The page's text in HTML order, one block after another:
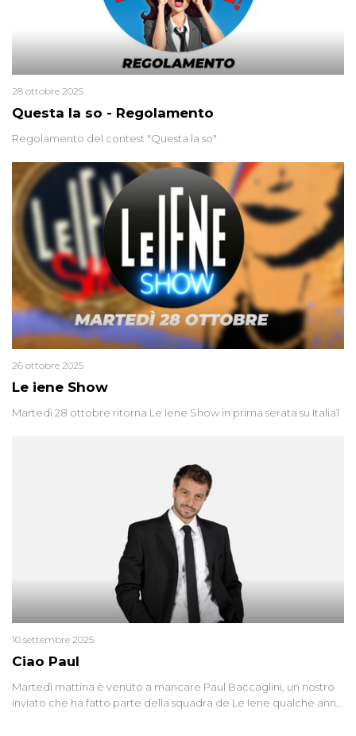
Questa la so - Regolamento
28 ottobre 2025
Regolamento del contest "Questa la so"
Le iene Show
26 ottobre 2025
Martedì 28 ottobre ritorna Le Iene Show in prima serata su Italia1
Ciao Paul
10 settembre 2025
Martedì mattina è venuto a mancare Paul Baccaglini, un nostro
inviato che ha fatto parte della squadra de Le Iene qualche anno